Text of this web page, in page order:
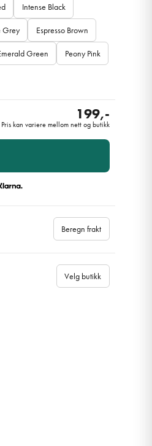
Intense Black
Grey Espresso Brown
Green Peony Pink
199,-
Pris kan variere mellom nett og butikk
Beregn frakt
Velg butikk